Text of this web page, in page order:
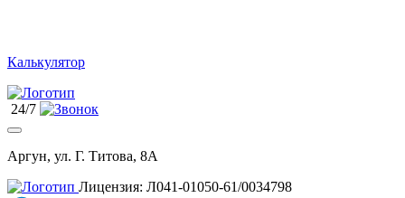
Калькулятор
24/7
Аргун, ул. Г. Титова, 8А
Лицензия: Л041-01050-61/0034798